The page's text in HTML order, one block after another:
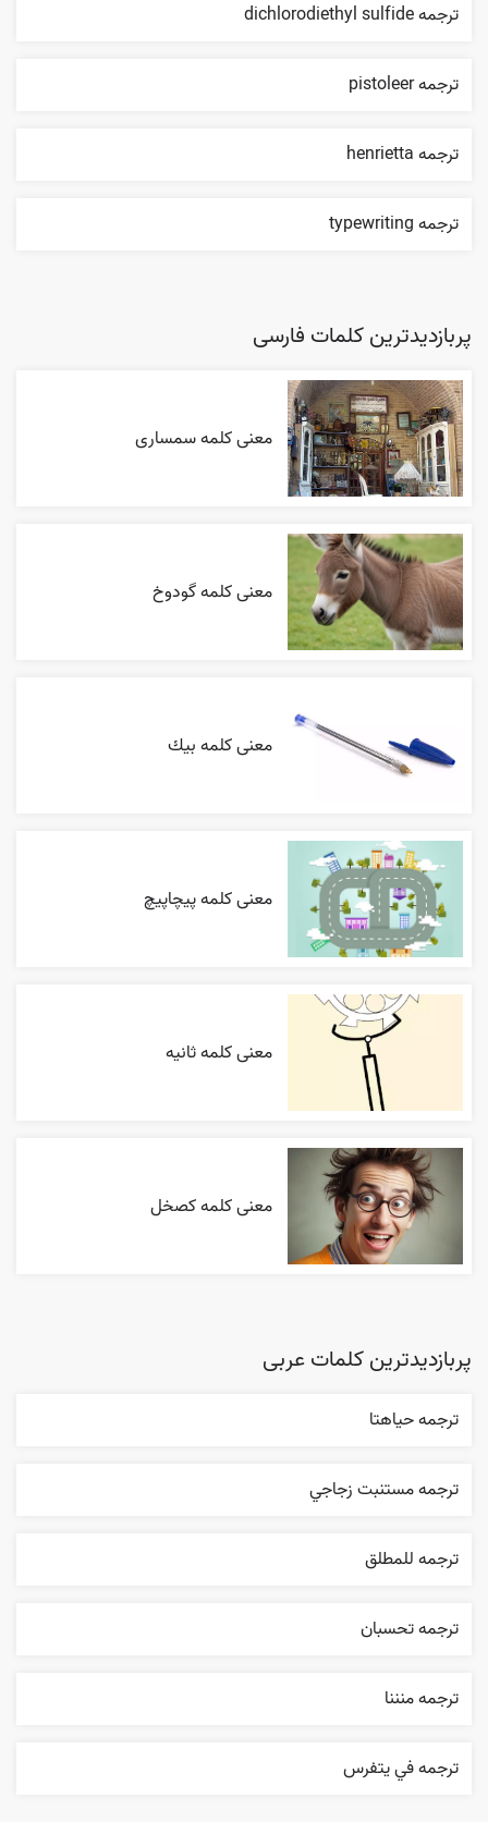
ترجمه dichlorodiethyl sulfide
ترجمه pistoleer
ترجمه henrietta
ترجمه typewriting
پربازدیدترین کلمات فارسی
معنی کلمه سمساری
معنی کلمه گودوخ
معنی کلمه بيك
معنی کلمه پیچاپیچ
معنی کلمه ثانیه
معنی کلمه کصخل
پربازدیدترین کلمات عربی
ترجمه حياهتا
ترجمه مستنبت زجاجي
ترجمه للمطلق
ترجمه تحسبان
ترجمه منننا
ترجمه في يتفرس